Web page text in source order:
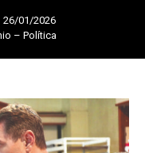
26/01/2026
– Política